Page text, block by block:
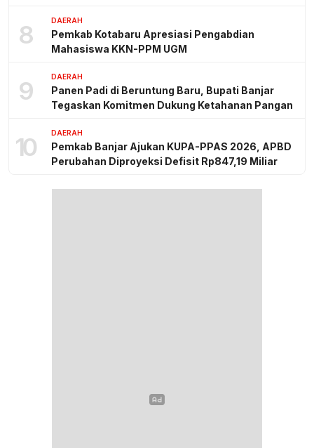
8 DAERAH
Pemkab Kotabaru Apresiasi Pengabdian
Mahasiswa KKN-PPM UGM
9 DAERAH
Panen Padi di Beruntung Baru, Bupati Banjar
Tegaskan Komitmen Dukung Ketahanan Pangan
10 DAERAH
Pemkab Banjar Ajukan KUPA-PPAS 2026, APBD
Perubahan Diproyeksi Defisit Rp847,19 Miliar